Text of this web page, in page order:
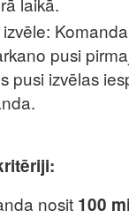
pusi
pusi izvēlas
nosit 100